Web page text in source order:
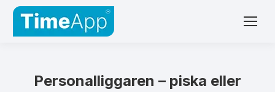
Personalliggaren – piska eller